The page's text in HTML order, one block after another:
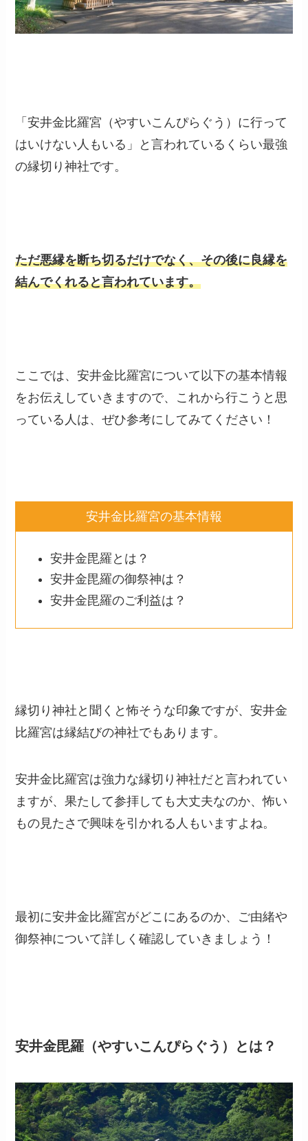
「安井金比羅宮（やすいこんぴらぐう）に行って
はいけない人もいる」と言われているくらい最強
の縁切り神社です。
ただ悪縁を断ち切るだけでなく、その後に良縁を
結んでくれると言われています。
ここでは、安井金比羅宮について以下の基本情報
をお伝えしていきますので、これから行こうと思
っている人は、ぜひ参考にしてみてください！
安井金比羅宮の基本情報
安井金毘羅とは？
安井金毘羅の御祭神は？
安井金毘羅のご利益は？
縁切り神社と聞くと怖そうな印象ですが、安井金
比羅宮は縁結びの神社でもあります。
安井金比羅宮は強力な縁切り神社だと言われてい
ますが、果たして参拝しても大丈夫なのか、怖い
もの見たさで興味を引かれる人もいますよね。
最初に安井金比羅宮がどこにあるのか、ご由緒や
御祭神について詳しく確認していきましょう！
安井金毘羅（やすいこんぴらぐう）とは？